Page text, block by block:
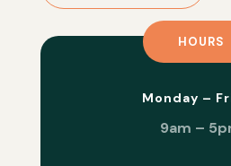
HOURS
Monday –
9am –